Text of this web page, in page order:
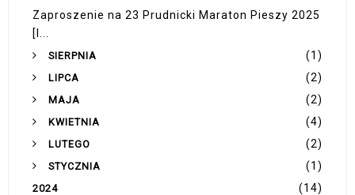
Zaproszenie na 23 Prudnicki Maraton Pieszy 2025
[I...
SIERPNIA (1)
LIPCA (2)
MAJA (2)
KWIETNIA (4)
LUTEGO (2)
STYCZNIA (1)
2024 (14)